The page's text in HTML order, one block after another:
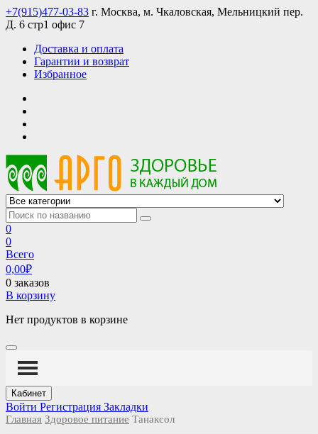
Skip
to
+7(915)477-03-83 г. Москва, м. Чкаловская, Мельницкий пер.
Д. 6 стр1 офис 7
Доставка и оплата
Гарантии и возврат
Избранное
АРГО интернет магазин, доставка в Москве и по всей России
АРГО каталог каталог продукции, официальные цены
0
0
Всего
0,00₽
0 заказов
В корзину
Нет продуктов в корзине
Кабинет
Войти Регистрация Закладки
Главная Здоровое питание Танаксол